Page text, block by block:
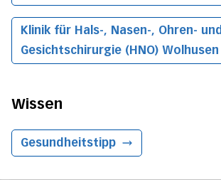
Klinik für Hals-, Nasen-, Ohren- und
Gesichtschirurgie (HNO) Wolhusen
Wissen
Gesundheitstipp